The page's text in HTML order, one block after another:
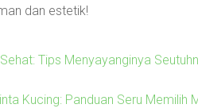
dan estetik!
Tips Menyayanginya
Kucing: Panduan Seru Memilih